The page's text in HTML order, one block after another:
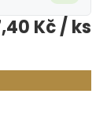
Kč/ ks